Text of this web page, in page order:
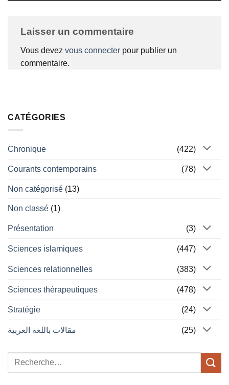
Laisser un commentaire
Vous devez vous connecter pour publier un
commentaire.
CATÉGORIES
Chronique (422)
Courants contemporains (78)
Non catégorisé (13)
Non classé (1)
Présentation (3)
Sciences islamiques (447)
Sciences relationnelles (383)
Sciences thérapeutiques (478)
Stratégie (24)
مقالات باللغة العربية (25)